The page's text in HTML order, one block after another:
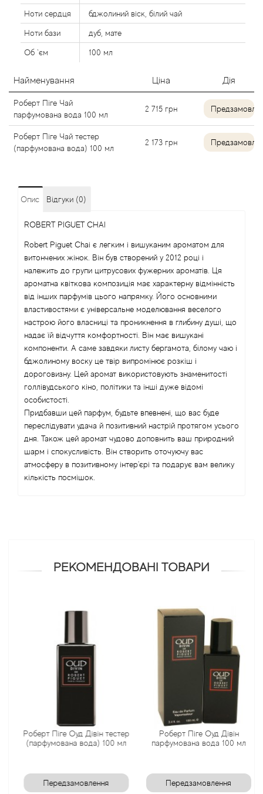
Ноти сердця бджолиний віск, білий чай
Ноти бази дуб, мате
Об `єм 100 мл
Найменування Ціна Дія
Роберт Піге Чай
парфумована вода 100 мл
2 715 грн
Роберт Піге Чай тестер
(парфумована вода) 100 мл
2 173 грн
Опис Відгуки (0)
ROBERT PIGUET CHAI
Robert Piguet Chai є легким і вишуканим ароматом для
витончених жінок. Він був створений у 2012 році і
належить до групи цитрусових фужерних ароматів. Ця
ароматна квіткова композиція має характерну відмінність
від інших парфумів цього напрямку. Його основними
властивостями є універсальне моделювання веселого
настрою його власниці та проникнення в глибину душі, що
надає їй відчуття комфортності. Він має вишукані
компоненти. А саме завдяки листу бергамота, білому чаю і
бджолиному воску це твір випромінює розкіш і
дороговизну. Цей аромат використовують знаменитості
голлівудського кіно, політики та інші дуже відомі
особистості.
Придбавши цей парфум, будьте впевнені, що вас буде
переслідувати удача й позитивний настрій протягом усього
дня. Також цей аромат чудово доповнить ваш природний
шарм і спокусливість. Він створить оточуючу вас
атмосферу в позитивному інтер'єрі та подарує вам велику
кількість посмішок.
РЕКОМЕНДОВАНІ ТОВАРИ
Роберт Піге Оуд Дівін тестер
(парфумована вода) 100 мл
Передзамовлення
Роберт Піге Оуд Дівін
парфумована вода 100 мл
Передзамовлення
Alexandre Barthet
Alexandre J
Alfred Dunhill
Alyson Oldoini
Alyssa Ashley
Amouage
Amouroud
Andre L'Arom
Angel Schlesser
Anima Mundi
Anna Sui
Annayake
Anne Fontaine
Annick Goutal
Antonia's Flowers
Arabesque Perfumes
Armaf